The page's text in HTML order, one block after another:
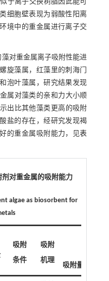
于离子交换树脂因此能可
细胞壁表现为弱酸性阳离
境中的重金属进行离子交
对重金属离子吸附性能进
旋藻属，红藻里的刺海门
泡叶藻属，研究结果发现
属对藻类的亲和力大小顺
出比其他藻类更高的吸附
盐的存在，经研究发现褐
的重金属吸附能力，见表
对重金属的吸附能力
algae as biosorbent for
吸附
条件
吸附
机理
吸附量